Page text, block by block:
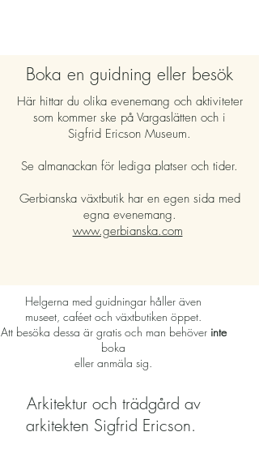
Boka en guidning eller besök
Här hittar du olika evenemang och aktiviteter
som kommer ske på Vargaslätten och i
Sigfrid Ericson Museum.
Se almanackan för lediga platser och tider.
Gerbianska växtbutik har en egen sida med
egna evenemang.
www.gerbianska.com
Helgerna med guidningar håller även
museet, caféet och växtbutiken öppet.
Att besöka dessa är gratis och man behöver inte
boka
eller anmäla sig.
Arkitektur och trädgård av
arkitekten Sigfrid Ericson.